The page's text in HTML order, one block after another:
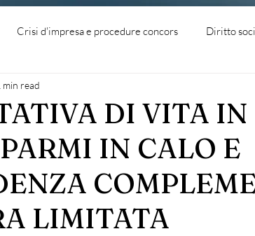
Crisi d'impresa e procedure concors Diritto
aziendale
DI VITA IN
IN CALO E
LIMITATA
min read